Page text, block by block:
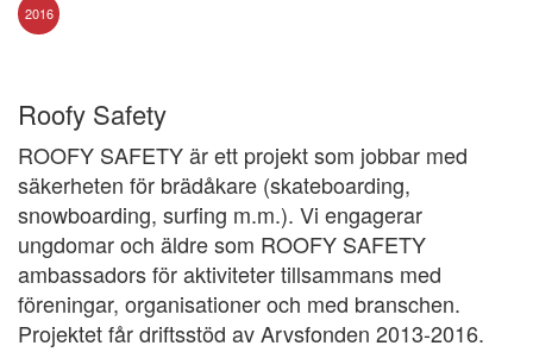
2016
Roofy Safety
ROOFY SAFETY är ett projekt som jobbar med
säkerheten för brädåkare (skateboarding,
snowboarding, surfing m.m.). Vi engagerar
ungdomar och äldre som ROOFY SAFETY
ambassadors för aktiviteter tillsammans med
föreningar, organisationer och med branschen.
Projektet får driftsstöd av Arvsfonden 2013-2016.